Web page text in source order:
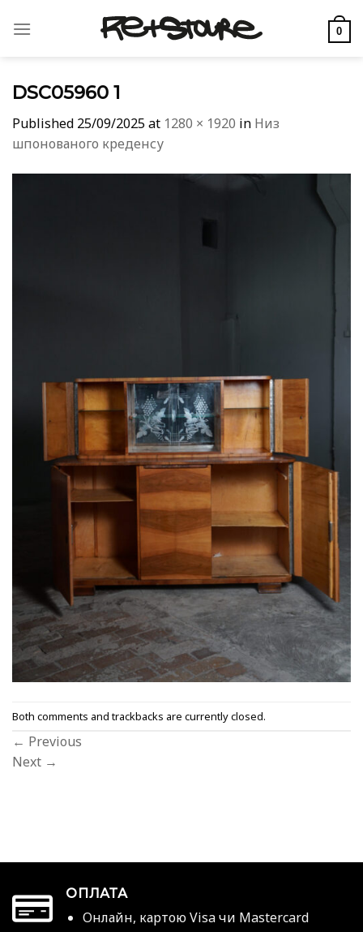
0
DSC05960 1
Published 25/09/2025at 1280 × 1920 in Низ
шпонованого креденсу
Both comments and trackbacks are currently closed.
← Previous
Next →
ОПЛАТА
Онлайн, картою Visa чи Mastercard